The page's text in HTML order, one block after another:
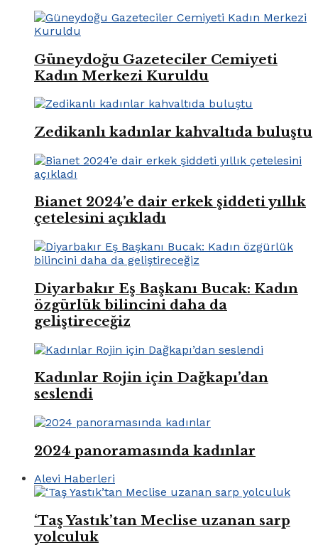
Güneydoğu Gazeteciler Cemiyeti
Kadın Merkezi Kuruldu
Zedikanlı kadınlar kahvaltıda buluştu
Bianet 2024’e dair erkek şiddeti yıllık
çetelesini açıkladı
Diyarbakır Eş Başkanı Bucak: Kadın
özgürlük bilincini daha da
geliştireceğiz
Kadınlar Rojin için Dağkapı’dan
seslendi
2024 panoramasında kadınlar
Alevi Haberleri
‘Taş Yastık’tan Meclise uzanan sarp
yolculuk